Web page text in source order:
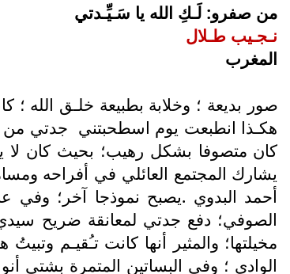
من صفرو: لَـكِ الله يا سَـيِّـدتي
نـجـيب طـلال
المغرب
صور بديعة ؛ وخلابة بطبيعة خلـق الله
هكـذا انطبعت يوم اسطحبتني جدتي من
كان متصوفا بشكل رهيب؛ بحيث كان لا
يشارك المجتمع العائلي في أفراحه
أحمد البدوي .يصبح نموذجا آخر؛ وفي
الصوفي؛ دفع جدتي لمعانقة ضريح
مخيلتها؛ والمثير أنها كانت تـُقيـم
الوادي ؛ وفي البساتين المتمرة بشتى